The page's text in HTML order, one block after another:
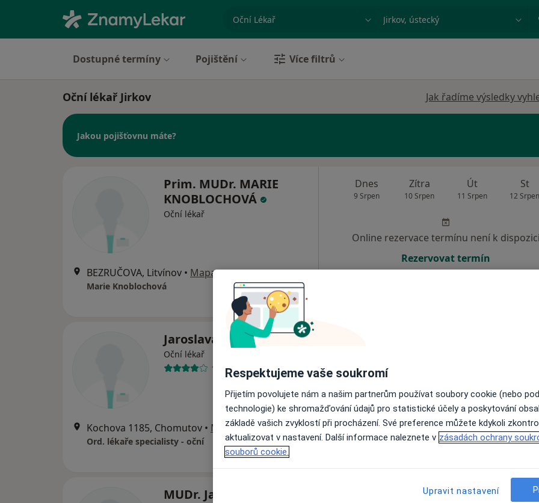
specializace, nemoc nebo příjmení Město nebo region
Dostupné termíny Pojištění Více filtrů
Oční lékař Jirkov Jak řadíme výsledky
Jakou pojišťovnu máte?
Prim. MUDr. MARIE
KNOBLOCHOVÁ
Oční lékař
BEZRUČOVA, Litvínov • Mapa
Marie Knoblochová
Dnes
9 Srpen
Zítra
10 Srpen
Út
11 Srpen
St
12 Srpen
Online rezervace termínu není k dispozici
Rezervovat termín
Jaroslava Beranová
Oční lékař
11 názorů
Kochova 1185, Chomutov • Mapa
Ord. lékaře specialisty - oční
Online rezervace termínu není k
Rezervovat termín
MUDr. Jana Boříková Zítra Út
Respektujeme vaše soukromí
Přijetím povolujete nám a našim partnerům používat soubory cookie (nebo
technologie) ke shromažďování údajů pro statistické účely a poskytování
základě vašich zvyklostí při procházení. Své preference můžete kdykoli
aktualizovat v nastavení. Další informace naleznete v zásadách ochrany
souborů cookie.
Upravit nastavení